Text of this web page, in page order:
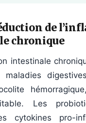
de
chronique
intestinale
maladies
Les
cytokines pro-